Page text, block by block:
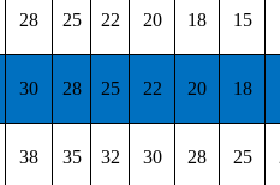
28 25 22 20 18 15
30 28 25 22 20 18
38 35 32 30 28 25